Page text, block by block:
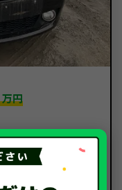
万円